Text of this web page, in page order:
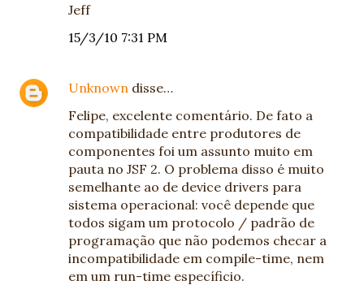
Jeff
15/3/10 7:31 PM
Unknown disse…
Felipe, excelente comentário. De fato a
compatibilidade entre produtores de
componentes foi um assunto muito em
pauta no JSF 2. O problema disso é muito
semelhante ao de device drivers para
sistema operacional: você depende que
todos sigam um protocolo / padrão de
programação que não podemos checar a
incompatibilidade em compile-time, nem
em um run-time específicio.